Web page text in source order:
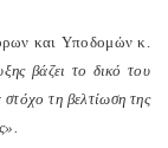
και Υποδομών κ.
βάζει το δικό του
τη βελτίωση της